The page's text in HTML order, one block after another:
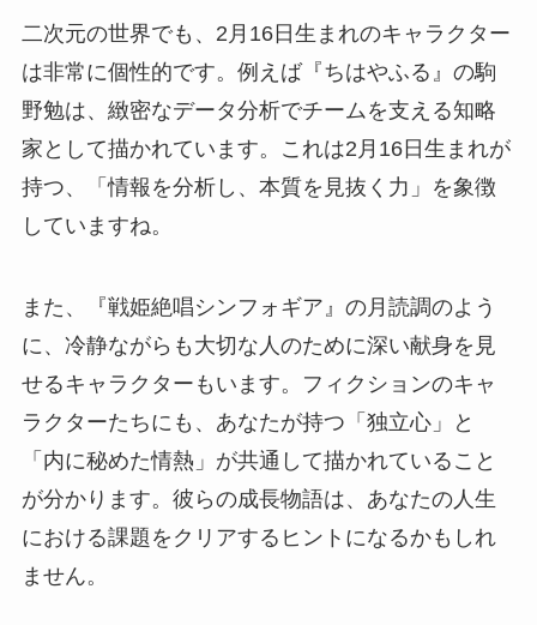
二次元の世界でも、2月16日生まれのキャラクター
は非常に個性的です。例えば『ちはやふる』の駒
野勉は、緻密なデータ分析でチームを支える知略
家として描かれています。これは2月16日生まれが
持つ、「情報を分析し、本質を見抜く力」を象徴
していますね。
また、『戦姫絶唱シンフォギア』の月読調のよう
に、冷静ながらも大切な人のために深い献身を見
せるキャラクターもいます。フィクションのキャ
ラクターたちにも、あなたが持つ「独立心」と
「内に秘めた情熱」が共通して描かれていること
が分かります。彼らの成長物語は、あなたの人生
における課題をクリアするヒントになるかもしれ
ません。